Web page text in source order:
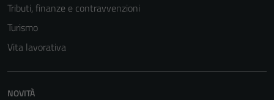
Tributi, finanze e contravvenzioni
Turismo
Vita lavorativa
NOVITÀ